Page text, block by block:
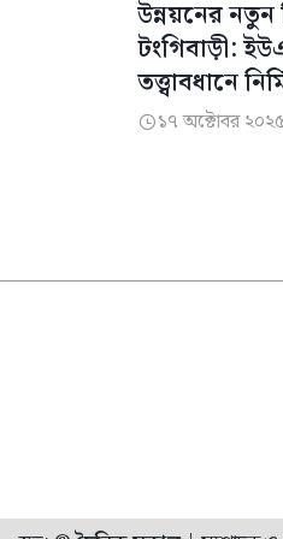
উন্নয়নের নতুন
টংগিবাড়ী:
তত্ত্বাবধানে
শিশু পার্ক
১৭ অক্টোবর ২০২৫